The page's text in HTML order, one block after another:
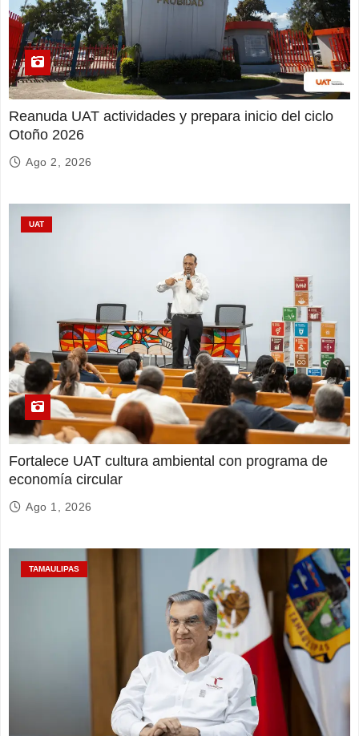
Reanuda UAT actividades y prepara inicio del ciclo
Otoño 2026
Ago 2, 2026
UAT
Fortalece UAT cultura ambiental con programa de
economía circular
Ago 1, 2026
TAMAULIPAS